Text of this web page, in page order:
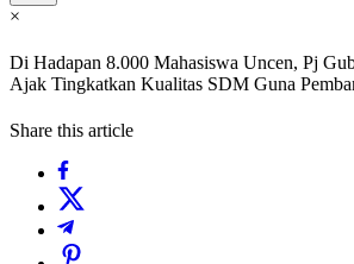
×
Di Hadapan 8.000 Mahasiswa Uncen, Pj
Ajak Tingkatkan Kualitas SDM Guna
Share this article